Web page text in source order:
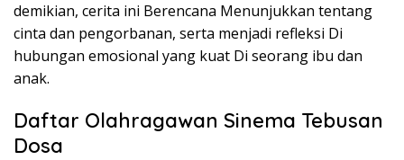
demikian, cerita ini Berencana Menunjukkan tentang
cinta dan pengorbanan, serta menjadi refleksi Di
hubungan emosional yang kuat Di seorang ibu dan
anak.
Daftar Olahragawan Sinema Tebusan
Dosa